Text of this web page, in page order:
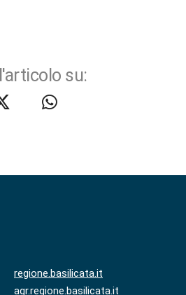
su:
regione.basilicata.it
agr.regione.basilicata.it